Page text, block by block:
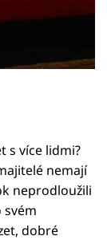
s více lidmi?
nemají
neprodloužili
svém
dobré